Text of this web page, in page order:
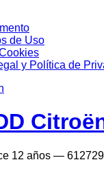
de Uso
y Política de
12 años —